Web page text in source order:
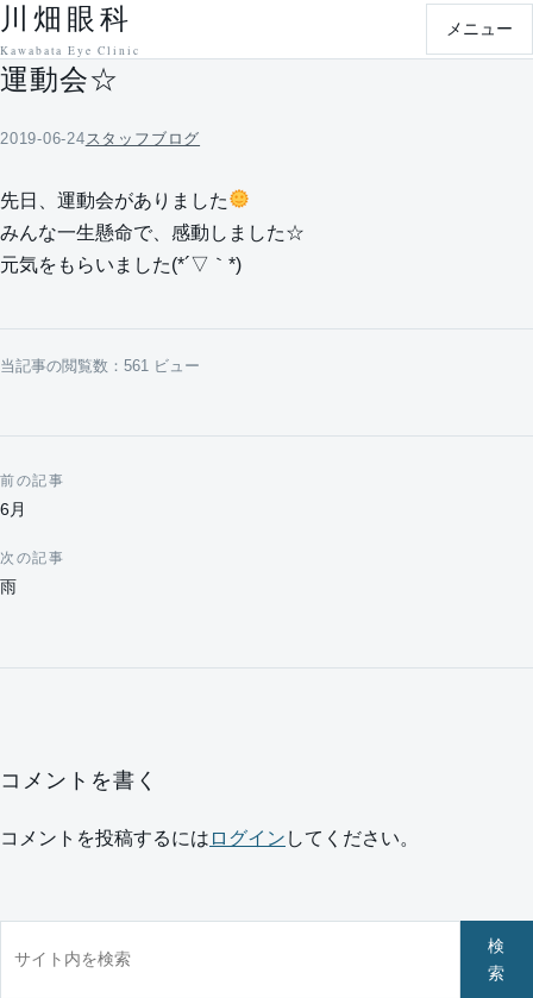
本文へ移動
川畑眼科
Kawabata Eye Clinic
メニュー
運動会☆
2019-06-24 スタッフブログ
先日、運動会がありました
みんな一生懸命で、感動しました☆
元気をもらいました(*´▽｀*)
当記事の閲覧数：561 ビュー
投稿ナビゲーション
前の記事
6月
次の記事
雨
コメントを書く
コメントを投稿するには ログイン してください。
検
索